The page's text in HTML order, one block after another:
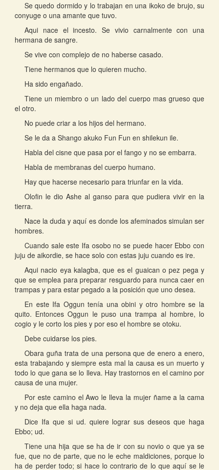
Se quedo dormido y lo trabajan en una ikoko de brujo, su
conyuge o una amante que tuvo.
Aqui nace el incesto. Se vivio carnalmente con una
hermana de sangre.
Se vive con complejo de no haberse casado.
Tiene hermanos que lo quieren mucho.
Ha sido engañado.
Tiene un miembro o un lado del cuerpo mas grueso que
el otro.
No puede criar a los hijos del hermano.
Se le da a Shango akuko Fun Fun en shilekun ile.
Habla del cisne que pasa por el fango y no se embarra.
Habla de membranas del cuerpo humano.
Hay que hacerse necesario para triunfar en la vida.
Olofin le dio Ashe al ganso para que pudiera vivir en la
tierra.
Nace la duda y aquí es donde los afeminados simulan ser
hombres.
Cuando sale este Ifa osobo no se puede hacer Ebbo con
juju de aikordie, se hace solo con estas juju cuando es ire.
Aqui nacio eya kalagba, que es el guaican o pez pega y
que se emplea para preparar resguardo para nunca caer en
trampas y para estar pegado a la posición que uno desea.
En este Ifa Oggun tenía una obini y otro hombre se la
quito. Entonces Oggun le puso una trampa al hombre, lo
cogio y le corto los pies y por eso el hombre se otoku.
Debe cuidarse los pies.
Obara guña trata de una persona que de enero a enero,
esta trabajando y siempre esta mal la causa es un muerto y
todo lo que gana se lo lleva. Hay trastornos en el camino por
causa de una mujer.
Por este camino el Awo le lleva la mujer ñame a la cama
y no deja que ella haga nada.
Dice Ifa que si ud. quiere lograr sus deseos que haga
Ebbo; ud.
Tiene una hija que se ha de ir con su novio o que ya se
fue, que no de parte, que no le eche maldiciones, porque lo
ha de perder todo; si hace lo contrario de lo que aquí se le